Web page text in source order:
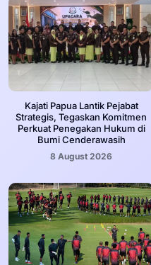
Kajati Papua Lantik Pejabat
Strategis, Tegaskan Komitmen
Perkuat Penegakan Hukum di
Bumi Cenderawasih
8 August 2026